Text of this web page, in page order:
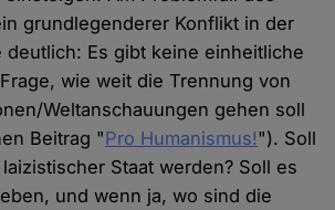
grundlegenderer Konflikt in der
deutlich: Es gibt keine einheitliche
wie weit die Trennung von
Weltanschauungen gehen soll
Beitrag "Pro Humanismus!"). Soll
Staat werden? Soll es
und wenn ja, wo sind die